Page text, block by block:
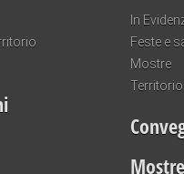
In
Feste e
Mostre
Territorio
Mostre